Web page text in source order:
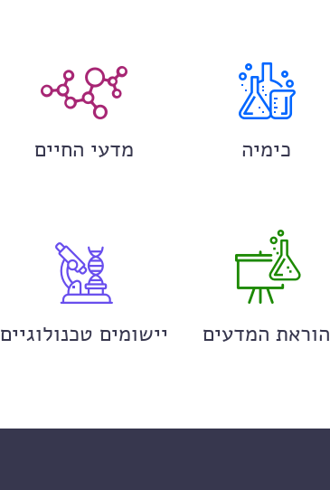
כימיה מדעי החיים
הוראת המדעים יישומים טכנולוגיים